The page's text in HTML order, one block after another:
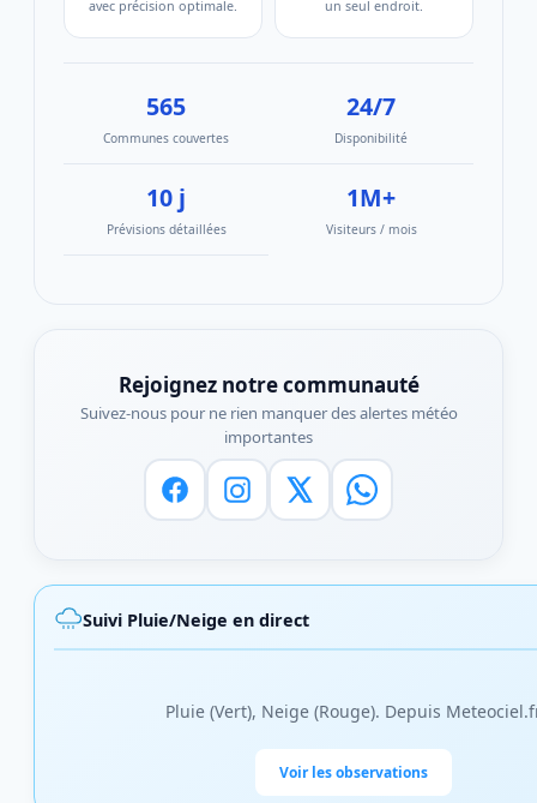
avec précision optimale. un seul endroit.
565
Communes couvertes
24/7
Disponibilité
10 j
Prévisions détaillées
1M+
Visiteurs / mois
Rejoignez notre communauté
Suivez-nous pour ne rien manquer des alertes météo
importantes
Suivi Pluie/Neige en direct
Pluie (Vert), Neige (Rouge). Depuis
Voir les observations